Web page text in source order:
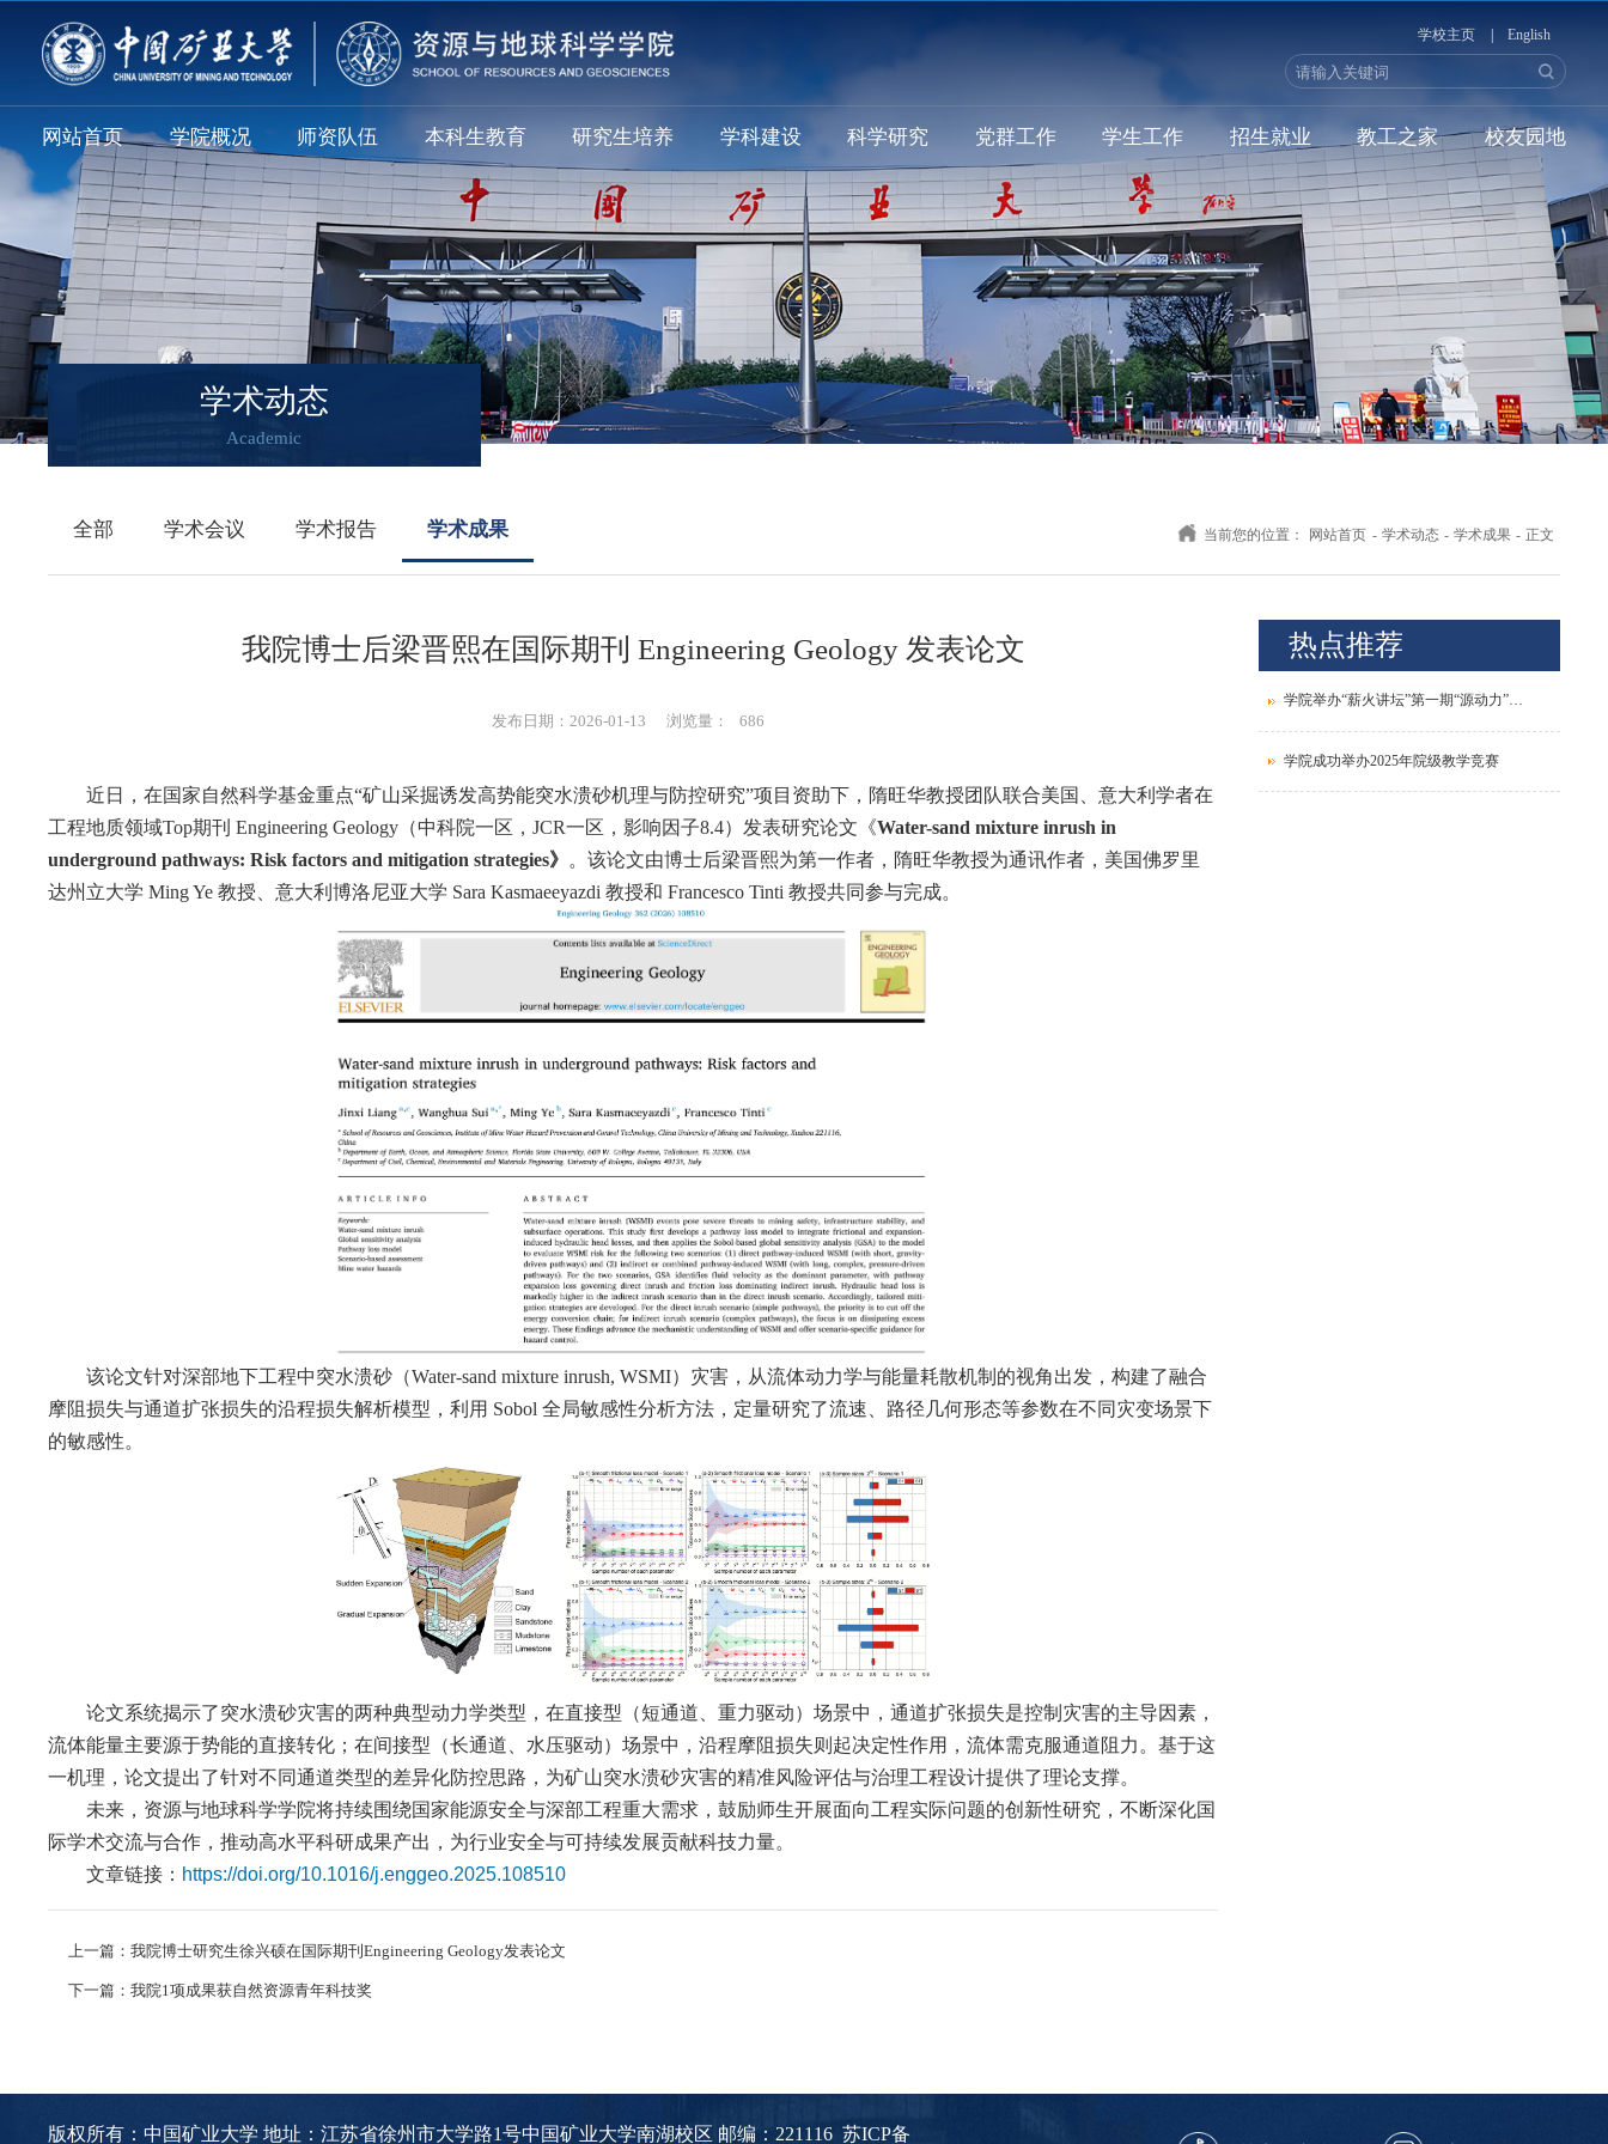
学校主页 English
网站首页 学院概况 师资队伍 本科生教育 研究生培养 学科建设 科学研究 党群工作 学生工作 招生就业 教工之家 校友园地
学术动态
Academic
全部 学术会议 学术报告 学术成果 当前您的位置： 网站首页 - 学术动态 - 学术成果 - 正文
我院博士后梁晋熙在国际期刊 Engineering Geology 发表论文
发布日期：2026-01-13 浏览量： 686
近日，在国家自然科学基金重点“矿山采掘诱发高势能突水溃砂机理与防控研究”项目资助下，隋旺华教授团队联合美国、意大利学者在
工程地质领域Top期刊 Engineering Geology （中科院一区，JCR一区，影响因子8.4） 发表研究论文 《Water-sand mixture inrush in
underground pathways: Risk factors and mitigation strategies》 。该论文由博士后梁晋熙为第一作者，隋旺华教授为通讯作者，美国佛罗里
达州立大学 Ming Ye教授、意大利博洛尼亚大学 Sara Kasmaeeyazdi教授和 Francesco Tinti教授共同参与完成。
该论文针对深部地下工程中突水溃砂（Water-sand mixture inrush, WSMI）灾害，从流体动力学与能量耗散机制的视角出发，构建了融合
摩阻损失与通道扩张损失的沿程损失解析模型 ，利用 Sobol全局敏感性分析方法， 定量研究了流速、路径几何形态等参数在不同灾变场景下
的敏感性。
论文系统揭示了突水溃砂灾害的两种典型动力学类型，在直接型（短通道、重力驱动）场景中，通道扩张损失是控制灾害的主导因素，
流体能量主要源于势能的直接转化；在间接型（长通道、水压驱动）场景中，沿程摩阻损失则起决定性作用，流体需克服通道阻力。基于这
一机理，论文提出了针对不同通道类型的差异化防控思路，为矿山突水溃砂灾害的精准风险评估与治理工程设计提供了理论支撑。
未来，资源与地球科学学院将持续围绕国家能源安全与深部工程重大需求，鼓励师生开展面向工程实际问题的创新性研究，不断深化国
际学术交流与合作，推动高水平科研成果产出，为行业安全与可持续发展贡献科技力量。
文章链接： https://doi.org/10.1016/j.enggeo.2025.108510
上一篇：我院博士研究生徐兴硕在国际期刊Engineering Geology发表论文
下一篇：我院1项成果获自然资源青年科技奖
热点推荐
学院举办“薪火讲坛”第一期“源动力”青年教师发展论坛
学院成功举办2025年院级教学竞赛
版权所有：中国矿业大学 地址：江苏省徐州市大学路1号中国矿业大学南湖校区 邮编：221116苏ICP备